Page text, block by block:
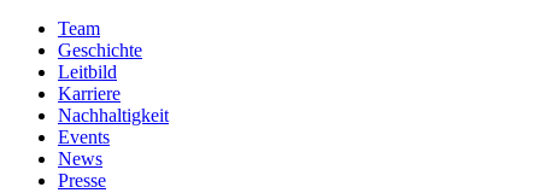
Team
Geschichte
Leitbild
Karriere
Nachhaltigkeit
Events
News
Presse